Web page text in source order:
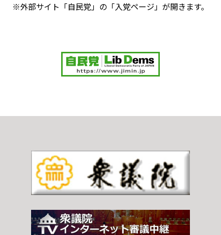
※外部サイト「自民党」の「入党ページ」が開きます。